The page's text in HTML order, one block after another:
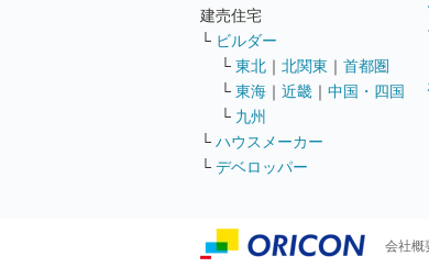
建売住宅
└ ビルダー
└ 東北 ｜ 北関東 ｜ 首都圏
└ 東海 ｜ 近畿 ｜ 中国・四国
└ 九州
└ ハウスメーカー
└ デベロッパー
会社概